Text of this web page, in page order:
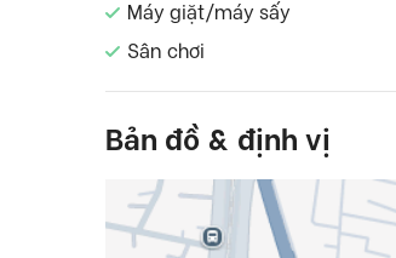
Máy giặt/máy sấy
Sân chơi
Bản đồ & định vị